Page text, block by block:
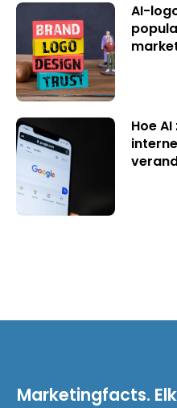
AI-
Hoe
Marketingfacts.